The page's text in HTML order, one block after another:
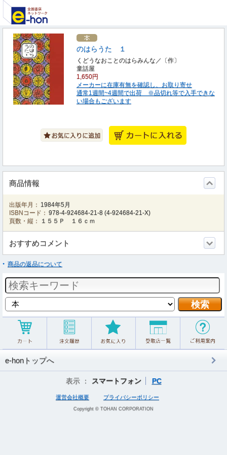
のはらうた １
くどうなおことのはらみんな／〔作〕
童話屋
1,650円
メーカーに在庫有無を確認し、お取り寄せ
通常1週間~4週間で出荷 ※品切れ等で入手できな
い場合もございます
商品情報
出版年月： 1984年5月
ISBNコード： 978-4-924684-21-8 (4-924684-21-X)
頁数・縦：
１５５Ｐ １６ｃｍ
おすすめコメント
商品の返品について
e-honトップへ
表示 ： スマートフォン PC
運営会社概要 プライバシーポリシー
Copyright © TOHAN CORPORATION